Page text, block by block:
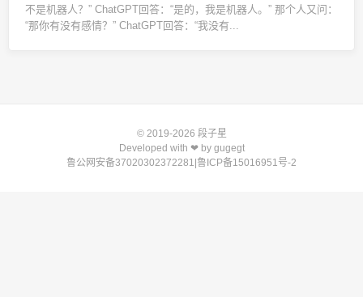
不是机器人？” ChatGPT回答：“是的，我是机器人。” 那个人又问：
“那你有没有感情？” ChatGPT回答：“我没有...
© 2019-2026 段子星
Developed with ❤ by gugegt
鲁公网安备37020302372281 鲁ICP备15016951号-2